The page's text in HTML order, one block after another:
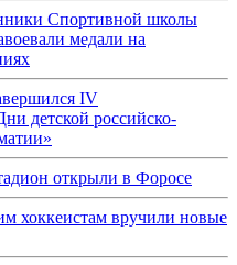
Спортивной школы
медали на
IV
детской российско-
открыли в Форосе
хоккеистам вручили новые